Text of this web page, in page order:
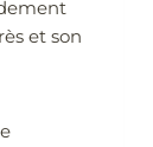
et son